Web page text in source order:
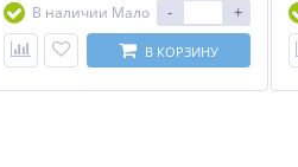
В наличии Мало
- +
В КОРЗИНУ